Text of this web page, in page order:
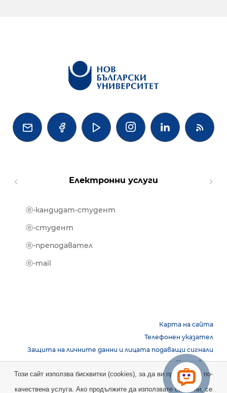
   
Електронни услуги
ⓔ-кандидат-студент
ⓔ-студент
ⓔ-преподавател
ⓔ-mail
Карта на сайта
Телефонен указател
Защита на личните данни и лицата подаващи сигнали
Контакти
Copyright © 2026 НБУ. Всички права запазени.
Този сайт използва бисквитки (cookies), за да ви предостави по-
качествена услуга. Ако продължите да използвате сайта ни, се